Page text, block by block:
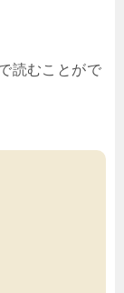
読むことがで